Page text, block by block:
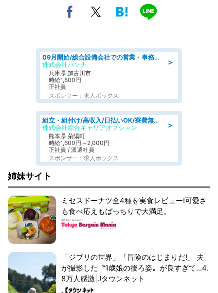
＞
09月開始/総合設備会社での営業・事務のお仕事/車通勤可/賞与あり/営業/営業事務
株式会社パソナ
兵庫県 加古川市
時給1,800円
正社員
スポンサー：求人ボックス
＞
組立・組付け/高収入/日払いOK/寮費無料/交替制/20・30・40代活躍中
株式会社綜合キャリアオプション
熊本県 菊陽町
時給1,600円～2,000円
正社員 / 派遣社員
スポンサー：求人ボックス
姉妹サイト
ミセスドーナツ全4種を実食レビュー!可愛さ
も食べ応えもばっちりで大満足。
「ジブリの世界」「冒険のはじまりだ!」 夫
が撮影した〝1歳娘の後ろ姿〟が良すぎて...4.
8万人感激|Jタウンネット